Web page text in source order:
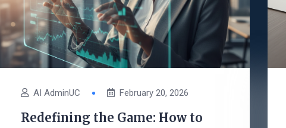
AI AdminUC February 20, 2026
Redefining the Game: How to